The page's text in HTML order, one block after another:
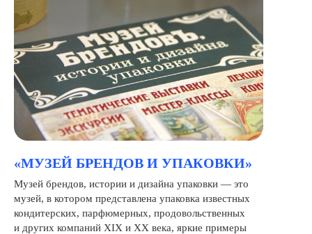
«МУЗЕЙ БРЕНДОВ И УПАКОВКИ»
Музей брендов, истории и дизайна упаковки — это
музей, в котором представлена упаковка известных
кондитерских, парфюмерных, продовольственных
и других компаний XIX и XX века, яркие примеры